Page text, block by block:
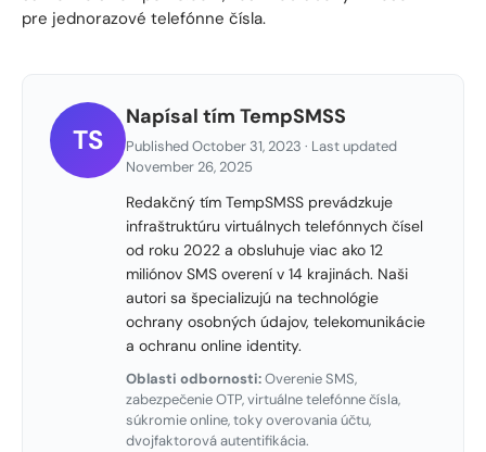
pre jednorazové telefónne čísla.
TS
Napísal tím TempSMSS
Published October 31, 2023 · Last updated
November 26, 2025
Redakčný tím TempSMSS prevádzkuje
infraštruktúru virtuálnych telefónnych čísel
od roku 2022 a obsluhuje viac ako 12
miliónov SMS overení v 14 krajinách. Naši
autori sa špecializujú na technológie
ochrany osobných údajov, telekomunikácie
a ochranu online identity.
Oblasti odbornosti:Overenie SMS,
zabezpečenie OTP, virtuálne telefónne čísla,
súkromie online, toky overovania účtu,
dvojfaktorová autentifikácia.